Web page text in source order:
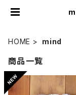
HOME mind
商品一覧